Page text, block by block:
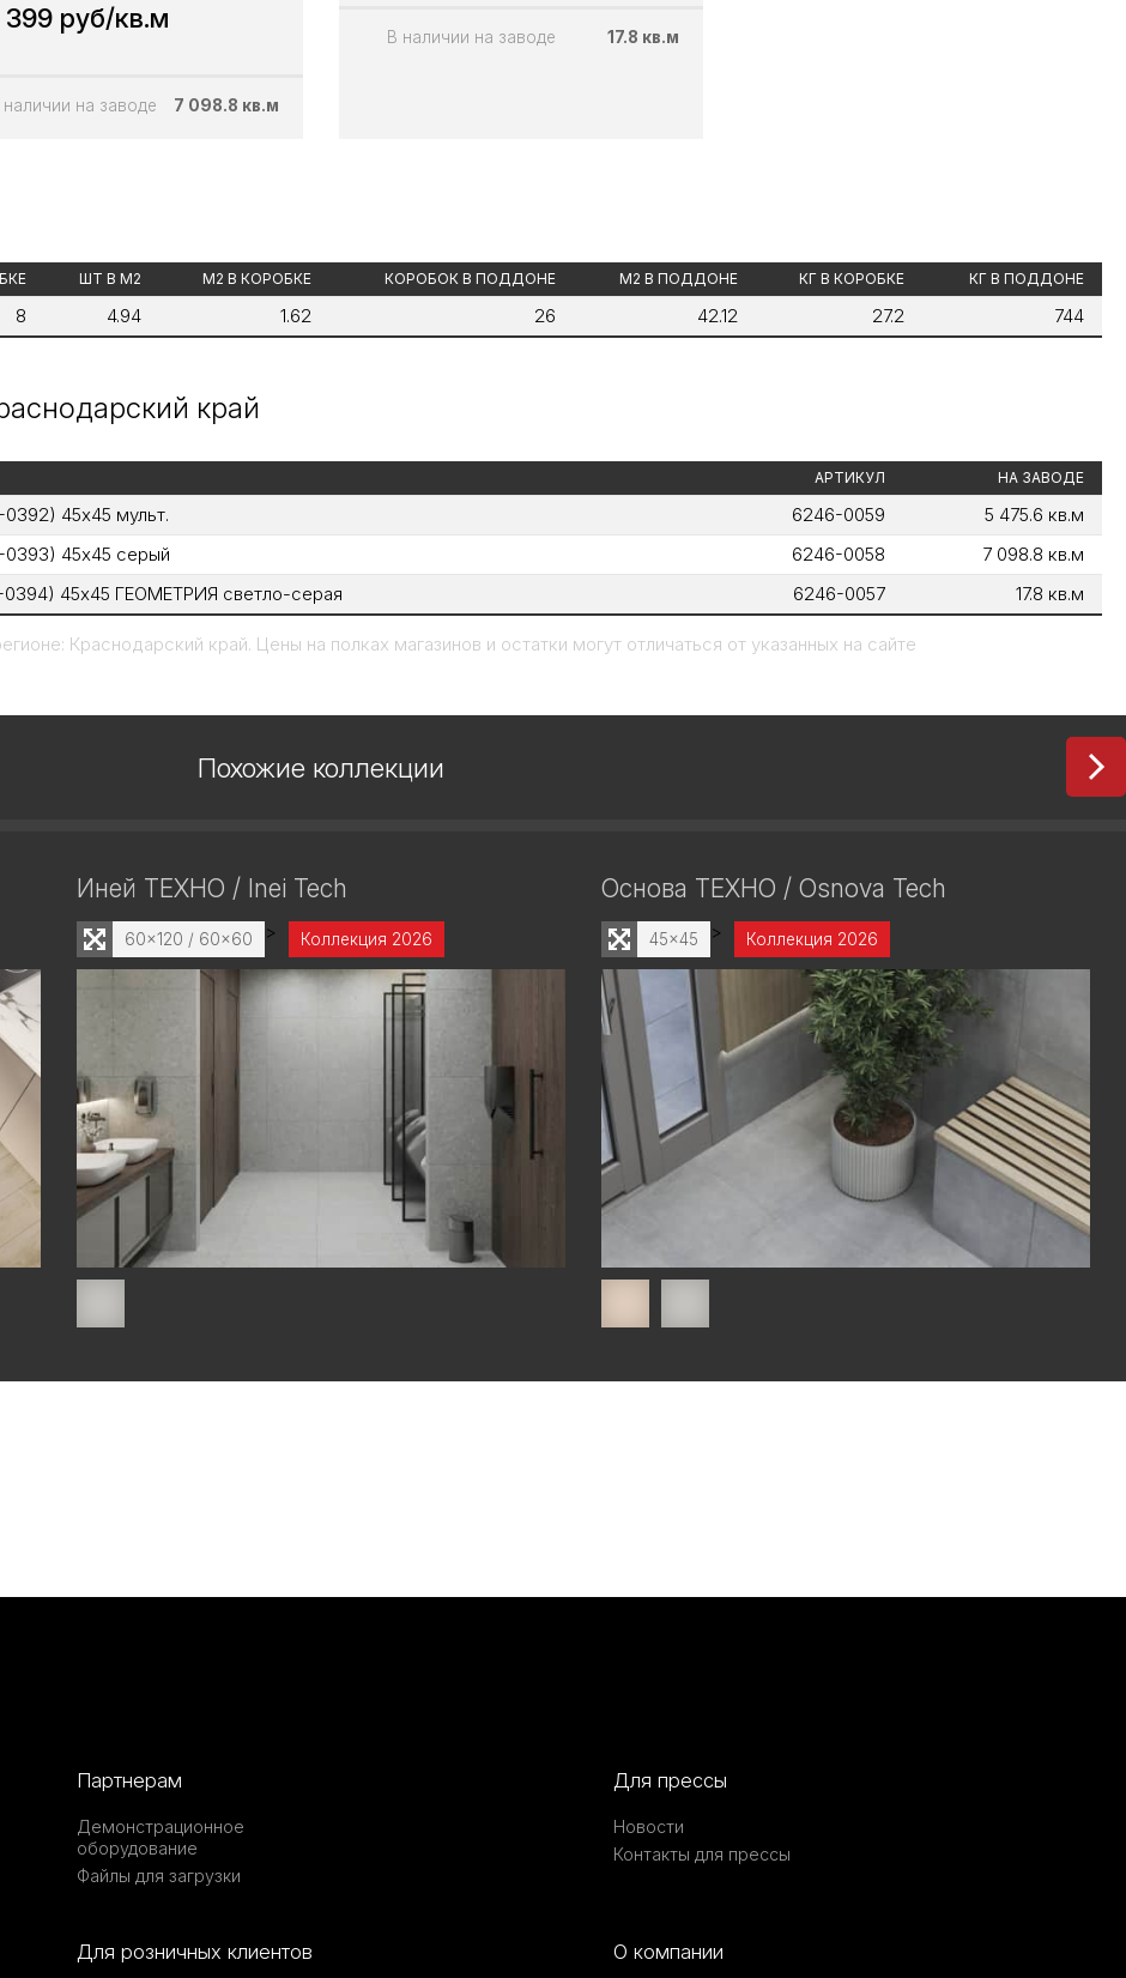
399 руб/кв.м
наличии на заводе 7 098.8 кв.м
В наличии на заводе 17.8 кв.м
ШТ В М2 М2 В КОРОБКЕ КОРОБОК В ПОДДОНЕ М2 В ПОДДОНЕ КГ В КОРОБКЕ КГ В ПОДДОНЕ
8 4.94 1.62 26 42.12 27.2 744
край
АРТИКУЛ НА ЗАВОДЕ
45х45 мульт. 6246-0059
5 475.6 кв.м
0393) 45х45 серый
6246-0058
7 098.8 кв.м
45х45 ГЕОМЕТРИЯ светло-серая
6246-0057 17.8 кв.м
Краснодарский край. Цены на полках магазинов и остатки могут отличаться от указанных на сайте
Похожие коллекции
Иней ТЕХНО / Inei Tech
>
60x120 / 60x60 Коллекция 2026
Основа ТЕХНО / Osnova Tech
>
45x45 Коллекция 2026
Партнерам
Демонстрационное
оборудование
Файлы для загрузки
Для прессы
Новости
Контакты для прессы
Для розничных клиентов О компании